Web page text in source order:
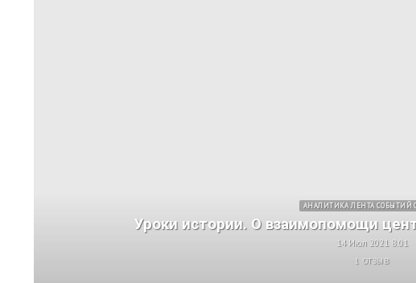
АНАЛИТИКА ЛЕНТА СОБЫТИЙ
Уроки истории. О взаимопомощи
14 Июл 2021 8:01
1 ОТЗЫВ